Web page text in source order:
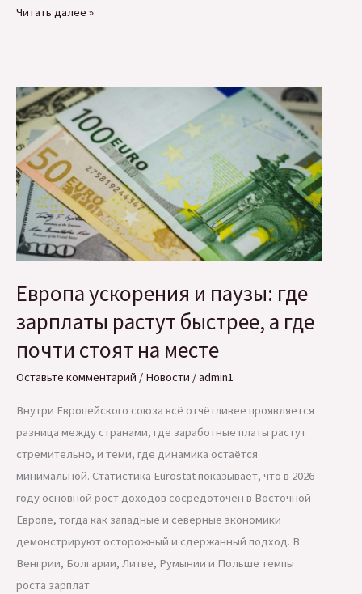
Google
ядро
стартовал
December
2025
Core
Update
Читать далее »
Европа ускорения и паузы: где
зарплаты растут быстрее, а где
почти стоят на месте
Оставьте комментарий / Новости /admin1
Внутри Европейского союза всё отчётливее проявляется
разница между странами, где заработные платы растут
стремительно, и теми, где динамика остаётся
минимальной. Статистика Eurostat показывает, что в 2026
году основной рост доходов сосредоточен в Восточной
Европе, тогда как западные и северные экономики
демонстрируют осторожный и сдержанный подход. В
Венгрии, Болгарии, Литве, Румынии и Польше темпы
роста зарплат